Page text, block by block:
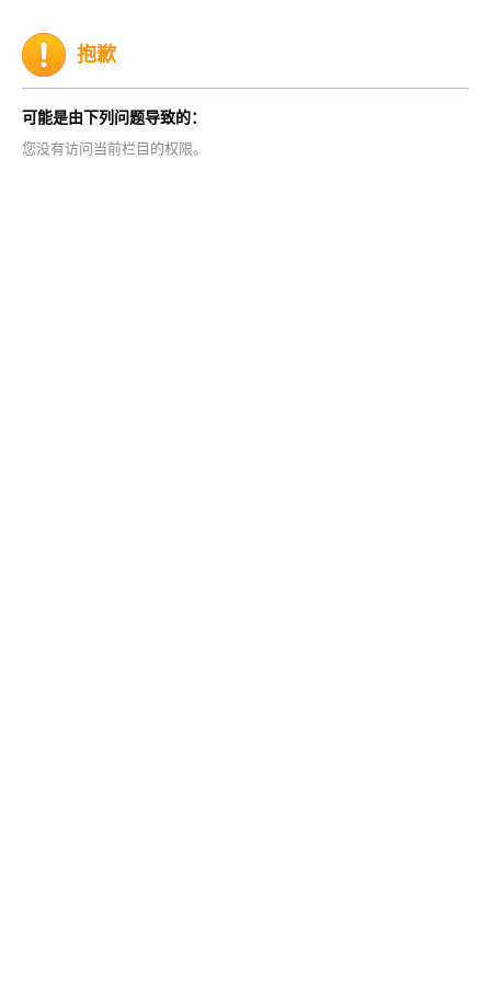
抱歉
可能是由下列问题导致的：
您没有访问当前栏目的权限。